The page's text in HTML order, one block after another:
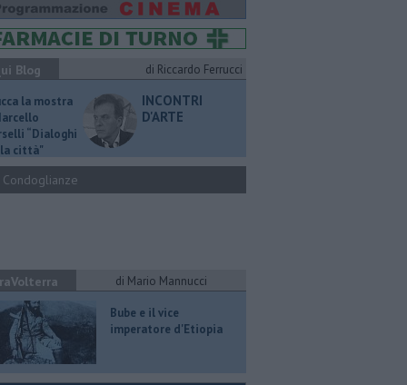
Blog di Riccardo Ferrucci
la mostra
“Dialoghi
città"
INCONTRI
D'ARTE
Condoglianze
di Mario Mannucci
​Bube e il vice
imperatore d'Etiopia